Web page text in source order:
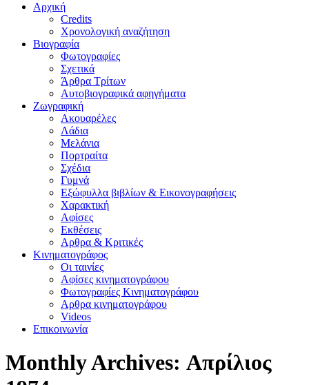
Αρχική
Credits
Χρονολογική αναζήτηση
Βιογραφία
Φωτογραφίες
Σχετικά
Άρθρα Τρίτων
Αυτοβιογραφικά αφηγήματα
Ζωγραφική
Ακουαρέλες
Λάδια
Μελάνια
Πορτραίτα
Σχέδια
Γυμνά
Εξώφυλλα βιβλίων & Εικονογραφήσεις
Χαρακτική
Αφίσες
Εκθέσεις
Αρθρα & Κριτικές
Κινηματογράφος
Οι ταινίες
Αφίσες κινηματογράφου
Φωτογραφίες Κινηματογράφου
Αρθρα κινηματογράφου
Videos
Επικοινωνία
Monthly Archives: Απρίλιος